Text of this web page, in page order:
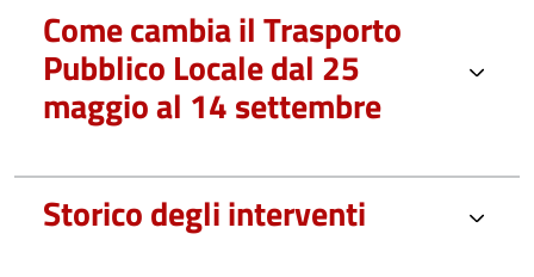
Come cambia il Trasporto
Pubblico Locale dal 25
maggio al 14 settembre
Storico degli interventi